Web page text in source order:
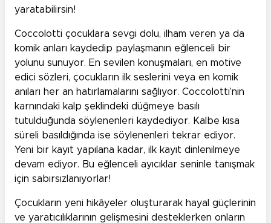
yaratabilirsin!
Coccolotti çocuklara sevgi dolu, ilham veren ya da
komik anları kaydedip paylaşmanın eğlenceli bir
yolunu sunuyor. En sevilen konuşmaları, en motive
edici sözleri, çocukların ilk seslerini veya en komik
anıları her an hatırlamalarını sağlıyor. Coccolotti’nin
karnındaki kalp şeklindeki düğmeye basılı
tutulduğunda söylenenleri kaydediyor. Kalbe kısa
süreli basıldığında ise söylenenleri tekrar ediyor.
Yeni bir kayıt yapılana kadar, ilk kayıt dinlenilmeye
devam ediyor. Bu eğlenceli ayıcıklar seninle tanışmak
için sabırsızlanıyorlar!
Çocukların yeni hikâyeler oluşturarak hayal güçlerinin
ve yaratıcılıklarının gelişmesini desteklerken onların